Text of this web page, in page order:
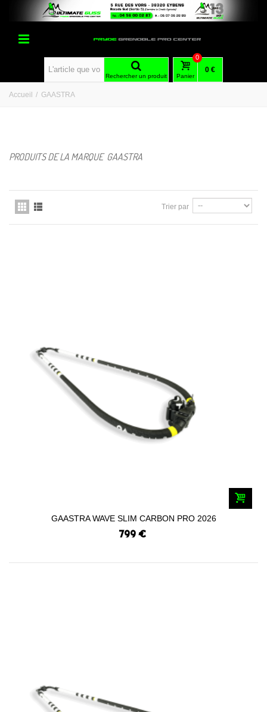
Rechercher un produit Panier
0
0 €
Accueil / GAASTRA
PRODUITS DE LA MARQUE GAASTRA
Trier par
GAASTRA WAVE SLIM CARBON PRO 2026
799 €